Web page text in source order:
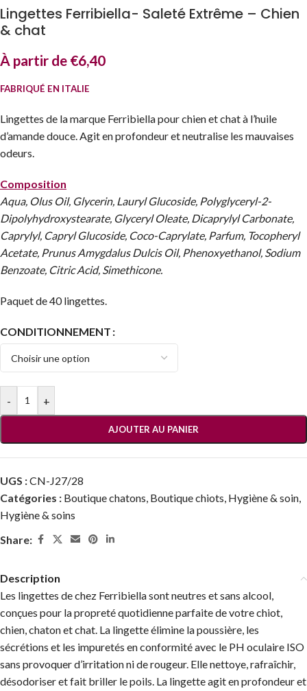
Lingettes Ferribiella- Saleté Extrême – Chien
& chat
À partir de €6,40
FABRIQUÉ EN ITALIE
Lingettes de la marque Ferribiella pour chien et chat à l’huile
d’amande douce. Agit en profondeur et neutralise les mauvaises
odeurs.
Composition
Aqua, Olus Oil, Glycerin, Lauryl Glucoside, Polyglyceryl-2-
Dipolyhydroxystearate, Glyceryl Oleate, Dicaprylyl Carbonate,
Caprylyl, Capryl Glucoside, Coco-Caprylate, Parfum, Tocopheryl
Acetate, Prunus Amygdalus Dulcis Oil, Phenoxyethanol, Sodium
Benzoate, Citric Acid, Simethicone.
Paquet de 40 lingettes.
CONDITIONNEMENT
- +
AJOUTER AU PANIER
UGS :CN-J27/28
Catégories : Boutique chatons, Boutique chiots, Hygiène & soin,
Hygiène & soins
Share:
Description
Les lingettes de chez Ferribiella sont neutres et sans alcool,
conçues pour la propreté quotidienne parfaite de votre chiot,
chien, chaton et chat. La lingette élimine la poussière, les
sécrétions et les impuretés en conformité avec le PH oculaire ISO
sans provoquer d’irritation ni de rougeur. Elle nettoye, rafraîchir,
désodoriser et fait briller le poils. La lingette agit en profondeur et